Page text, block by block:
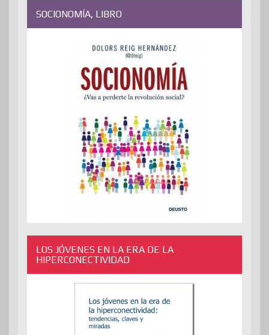
SOCIONOMÍA, LIBRO
LOS JÓVENES EN LA ERA DE LA
HIPERCONECTIVIDAD